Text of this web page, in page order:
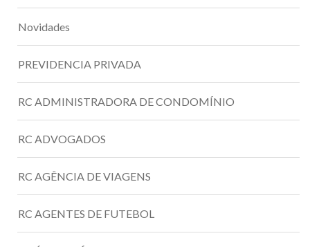
Novidades
PREVIDENCIA PRIVADA
RC ADMINISTRADORA DE CONDOMÍNIO
RC ADVOGADOS
RC AGÊNCIA DE VIAGENS
RC AGENTES DE FUTEBOL